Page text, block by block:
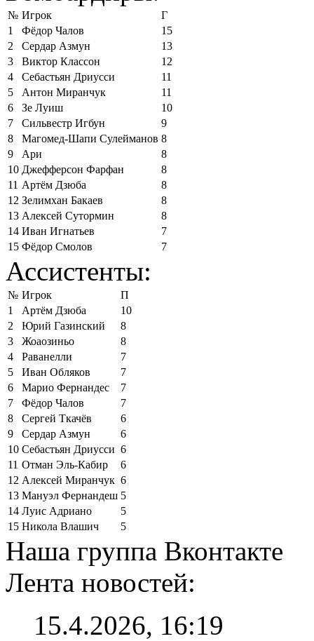
№ Игрок
Г
1
Фёдор Чалов
15
2
Сердар Азмун
13
3
Виктор Классон
12
4
Себастьян Дриусси
11
5
Антон Миранчук
11
6
Зе Луиш
10
7
Сильвестр Игбун
9
8
Магомед-Шапи Сулейманов 8
9
Ари
8
10 Джефферсон Фарфан
8
11 Артём Дзюба
8
12 Зелимхан Бакаев
8
13 Алексей Сутормин
8
14 Иван Игнатьев
7
15 Фёдор Смолов 7
Ассистенты:
№ Игрок
П
1
Артём Дзюба
10
2
Юрий Газинский
8
3
Жоаозиньо
8
4
Раванелли
7
5
Иван Обляков
7
6
Марио Фернандес
7
7
Фёдор Чалов
7
8
Сергей Ткачёв
6
9
Сердар Азмун
6
10 Себастьян Дриусси 6
11 Отман Эль-Кабир
6
12 Алексей Миранчук 6
13 Мануэл Фернандеш 5
14 Луис Адриано
5
15 Никола Влашич 5
Наша группа Вконтакте
Лента новостей:
15.4.2026, 16:19